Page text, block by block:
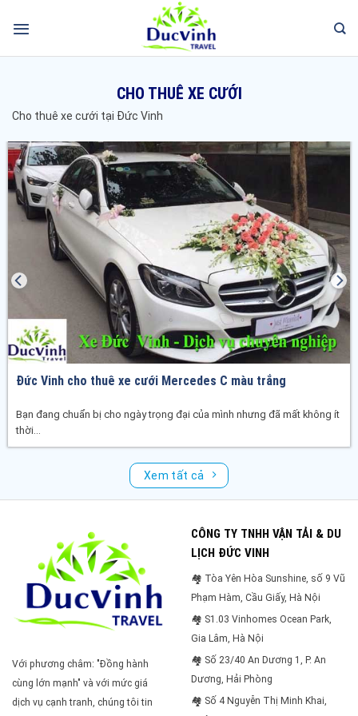
CHO THUÊ XE CƯỚI
Cho thuê xe cưới tại Đức Vinh
Đức Vinh cho thuê xe cưới Mercedes C màu trắng
Bạn đang chuẩn bị cho ngày trọng đại của mình nhưng đã mất không ít
thời...
Xem tất cả
Với phương châm: "Đồng hành
cùng lớn mạnh" và với mức giá
dịch vụ cạnh tranh, chúng tôi tin
CÔNG TY TNHH VẬN TẢI & DU
LỊCH ĐỨC VINH
🏘 Tòa Yên Hòa Sunshine, số 9 Vũ
Phạm Hàm, Cầu Giấy, Hà Nội
🏘 S1.03 Vinhomes Ocean Park,
Gia Lâm, Hà Nội
🏘 Số 23/40 An Dương 1, P. An
Dương, Hải Phòng
🏘 Số 4 Nguyễn Thị Minh Khai,